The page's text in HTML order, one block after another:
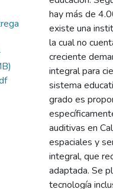
hay más de
existe una
la cual no
creciente
integral para
sistema
grado es
auditivas en
espaciales y
integral, que
adaptada. Se
tecnología